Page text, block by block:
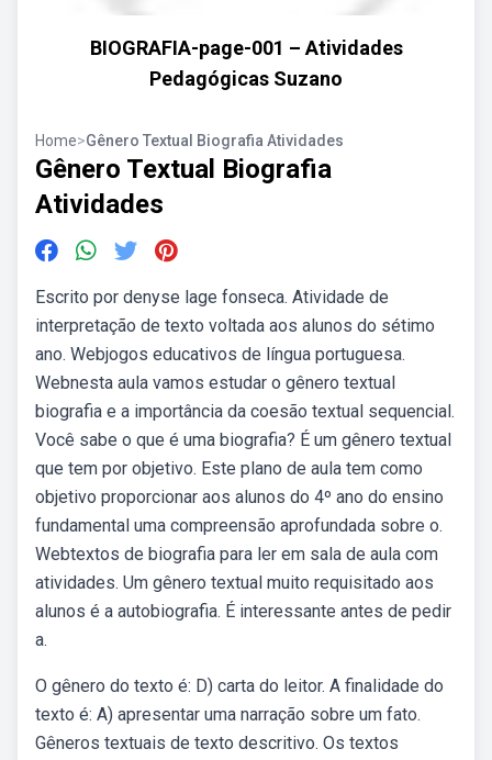
BIOGRAFIA-page-001 – Atividades
Pedagógicas Suzano
Home>Gênero Textual Biografia Atividades
Gênero Textual Biografia
Atividades
Escrito por denyse lage fonseca. Atividade de
interpretação de texto voltada aos alunos do sétimo
ano. Webjogos educativos de língua portuguesa.
Webnesta aula vamos estudar o gênero textual
biografia e a importância da coesão textual sequencial.
Você sabe o que é uma biografia? É um gênero textual
que tem por objetivo. Este plano de aula tem como
objetivo proporcionar aos alunos do 4º ano do ensino
fundamental uma compreensão aprofundada sobre o.
Webtextos de biografia para ler em sala de aula com
atividades. Um gênero textual muito requisitado aos
alunos é a autobiografia. É interessante antes de pedir
a.
O gênero do texto é: D) carta do leitor. A finalidade do
texto é: A) apresentar uma narração sobre um fato.
Gêneros textuais de texto descritivo. Os textos